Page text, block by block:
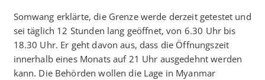
Somwang erklärte, die Grenze werde derzeit getestet und
sei täglich 12 Stunden lang geöffnet, von 6.30 Uhr bis
18.30 Uhr. Er geht davon aus, dass die Öffnungszeit
innerhalb eines Monats auf 21 Uhr ausgedehnt werden
kann. Die Behörden wollen die Lage in Myanmar